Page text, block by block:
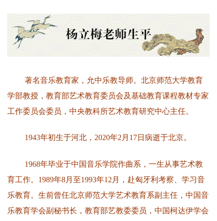
著名音乐教育家，允中乐教导师。北京师范大学教育
学部教授，教育部艺术教育委员会及基础教育课程教材专家
工作委员会委员，中央教科所艺术教育研究中心主任。
1943年初生于河北，2020年2月17日病逝于北京。
1968年毕业于中国音乐学院作曲系，一生从事艺术教
育工作。1989年8月至1993年12月，赴匈牙利考察、学习音
乐教育。生前曾任北京师范大学艺术教育系副主任，中国音
乐教育学会副秘书长，教育部艺教委委员，中国柯达伊学会